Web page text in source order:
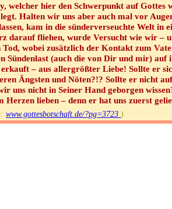
welcher hier den Schwerpunkt auf Gottes
Halten wir uns aber auch mal vor
kam in die sünderverseuchte Welt in
darauf fliehen, wurde Versucht wie wir –
wobei zusätzlich der Kontakt zum
Sündenlast (auch die von Dir und mir) auf
– aus allergrößter Liebe! Sollte er
Ängsten und Nöten?!? Sollte er nicht
uns nicht in Seiner Hand geborgen
Herzen lieben – denn er hat uns zuerst
www.gottesbotschaft.de/?pg=3723 )